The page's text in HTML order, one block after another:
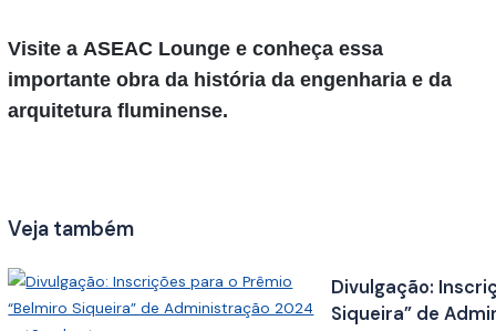
Visite aASEAC Lounge e conheça essa
importante obra da história da engenharia e da
arquitetura fluminense.
Veja também
Divulgação:
Siqueira” de